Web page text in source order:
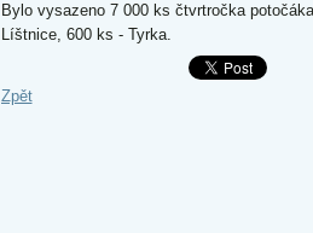
Bylo vysazeno 7 000 ks čtvrtročka
Líštnice, 600 ks - Tyrka.
Zpět